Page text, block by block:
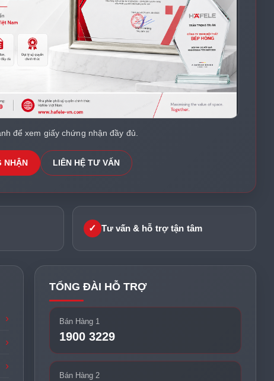
để xem giấy chứng nhận đầy đủ.
NHẬN LIÊN HỆ TƯ VẤN
✓ Tư vấn & hỗ trợ tận tâm
TỔNG ĐÀI HỖ TRỢ
Bán Hàng 1
1900 3229
Bán Hàng 2